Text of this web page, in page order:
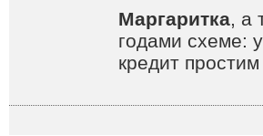
Маргаритка, а
годами схеме:
кредит